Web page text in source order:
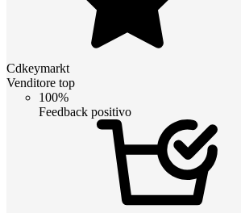
Cdkeymarkt
Venditore top
100%
Feedback positivo